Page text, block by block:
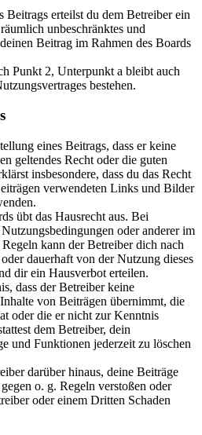
Beitrags erteilst du dem Betreiber ein
unbeschränktes und
Beitrag im Rahmen des Boards
Punkt 2, Unterpunkt a bleibt auch
bestehen.
eines Beitrags, dass er keine
geltendes Recht oder die guten
insbesondere, dass du das Recht
verwendeten Links und Bilder
übt das Hausrecht aus. Bei
oder anderer im
kann der Betreiber dich nach
dauerhaft von der Nutzung dieses
dir ein Hausverbot erteilen.
dass der Betreiber keine
von Beiträgen übernimmt, die
oder die er nicht zur Kenntnis
dem Betreiber, dein
und Funktionen jederzeit zu löschen
darüber hinaus, deine Beiträge
o. g. Regeln verstoßen oder
oder einem Dritten Schaden